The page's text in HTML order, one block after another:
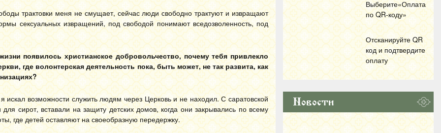
трактовки меня не смущает, сейчас люди свободно трактуют и извращают
сексуальных извращений, под свободой понимают вседозволенность, под
появилось христианское добровольчество, почему тебя привлекло
где волонтерская деятельность пока, быть может, не так развита, как
искал возможности служить людям через Церковь и не находил. С саратовской
сирот, вставали на защиту детских домов, когда они закрывались по всему
где детей оставляют на своеобразную передержку.
Выберите«Оплата
по QR-коду»
Отсканируйте QR
код и подтвердите
оплату
Новости